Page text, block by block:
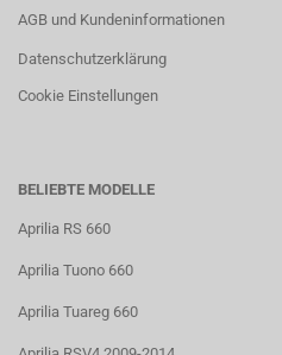
AGB und Kundeninformationen
Datenschutzerklärung
Cookie Einstellungen
BELIEBTE MODELLE
Aprilia RS 660
Aprilia Tuono 660
Aprilia Tuareg 660